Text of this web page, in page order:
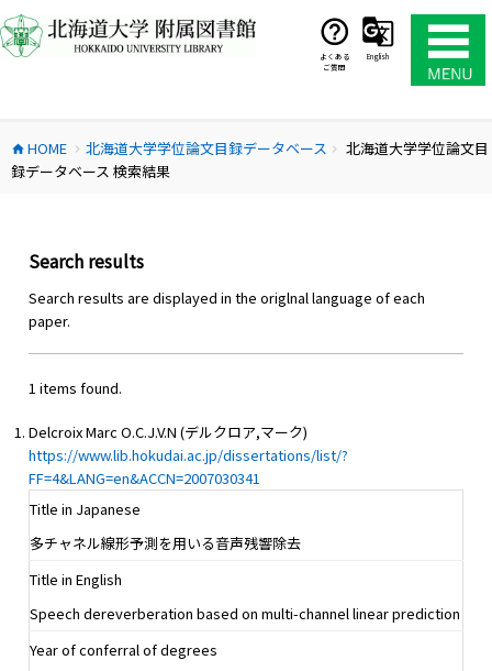
ン
テ
ス
キ
よくある
ご質問
English
home HOME chevron_right 北海道大学学位論文目録データベース chevron_right
北海道大学学位論文目
録データベース 検索結果
Search results
Search results are displayed in the origlnal language of each
paper.
1 items found.
Delcroix Marc O.C.J.V.N (デルクロア,マーク)
https://www.lib.hokudai.ac.jp/dissertations/list/?
FF=4&LANG=en&ACCN=2007030341
Title in Japanese
多チャネル線形予測を用いる音声残響除去
Title in English
Speech dereverberation based on multi-channel linear prediction
Year of conferral of degrees